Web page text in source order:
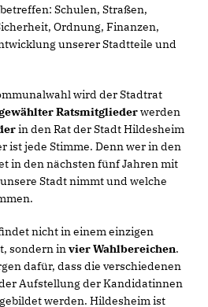
Schulen, Straßen,
Ordnung, Finanzen,
unserer Stadtteile und
wird der Stadtrat
Ratsmitgliederwerden
in den Rat der Stadt Hildesheim
ist jede Stimme. Denn wer in den
in den nächsten fünf Jahren mit
Stadt nimmt und welche
nicht in einem einzigen
sondern invier Wahlbereichen.
dafür, dass die verschiedenen
Aufstellung der Kandidatinnen
werden. Hildesheim ist